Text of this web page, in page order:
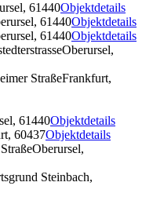
61440Objektdetails
61440Objektdetails
61440Objektdetails
Oberursel,
StraßeFrankfurt,
61440Objektdetails
60437Objektdetails
Oberursel,
Steinbach,